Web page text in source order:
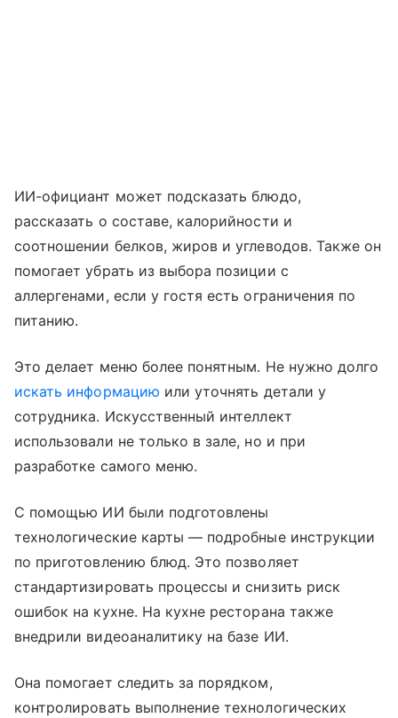
ИИ-официант может подсказать блюдо,
рассказать о составе, калорийности и
соотношении белков, жиров и углеводов. Также он
помогает убрать из выбора позиции с
аллергенами, если у гостя есть ограничения по
питанию.
Это делает меню более понятным. Не нужно долго
искать информацию или уточнять детали у
сотрудника. Искусственный интеллект
использовали не только в зале, но и при
разработке самого меню.
С помощью ИИ были подготовлены
технологические карты — подробные инструкции
по приготовлению блюд. Это позволяет
стандартизировать процессы и снизить риск
ошибок на кухне. На кухне ресторана также
внедрили видеоаналитику на базе ИИ.
Она помогает следить за порядком,
контролировать выполнение технологических